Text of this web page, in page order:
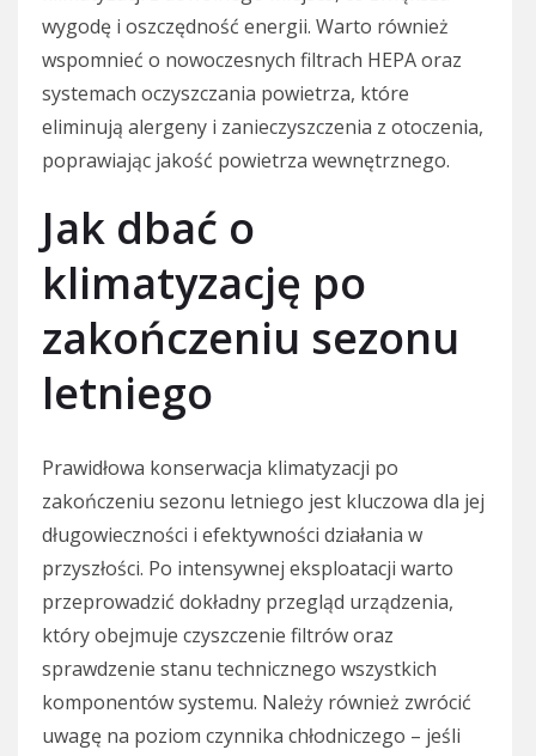
wygodę i oszczędność energii. Warto również
wspomnieć o nowoczesnych filtrach HEPA oraz
systemach oczyszczania powietrza, które
eliminują alergeny i zanieczyszczenia z otoczenia,
poprawiając jakość powietrza wewnętrznego.
Jak dbać o
klimatyzację po
zakończeniu sezonu
letniego
Prawidłowa konserwacja klimatyzacji po
zakończeniu sezonu letniego jest kluczowa dla jej
długowieczności i efektywności działania w
przyszłości. Po intensywnej eksploatacji warto
przeprowadzić dokładny przegląd urządzenia,
który obejmuje czyszczenie filtrów oraz
sprawdzenie stanu technicznego wszystkich
komponentów systemu. Należy również zwrócić
uwagę na poziom czynnika chłodniczego – jeśli